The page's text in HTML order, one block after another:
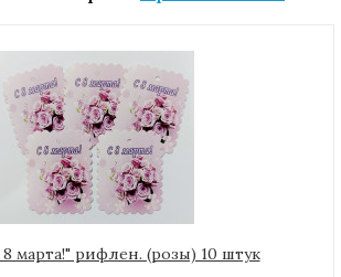
марта!" рифлен. (розы) 10 штук